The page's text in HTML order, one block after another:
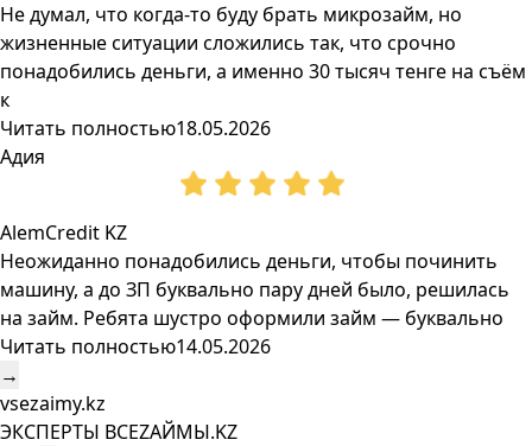
Не думал, что когда-то буду брать микрозайм, но
жизненные ситуации сложились так, что срочно
понадобились деньги, а именно 30 тысяч тенге на съём
к
Читать полностью18.05.2026
Адия
AlemCredit KZ
Неожиданно понадобились деньги, чтобы починить
машину, а до ЗП буквально пару дней было, решилась
на займ. Ребята шустро оформили займ — буквально
Читать полностью14.05.2026
→
vsezaimy.kz
ЭКСПЕРТЫ ВСЕZAЙМЫ.KZ